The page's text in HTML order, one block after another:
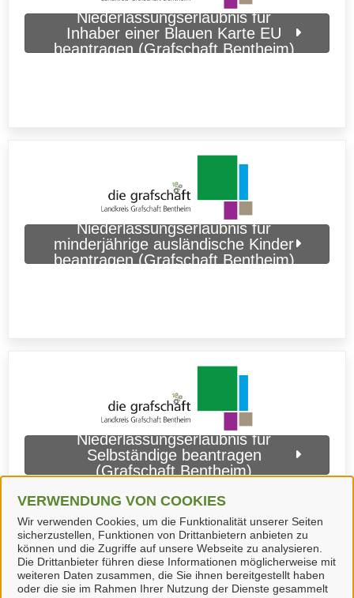
VERWENDUNG VON COOKIES
Wir verwenden Cookies, um die Funktionalität unserer Seiten
sicherzustellen, Funktionen von Drittanbietern anbieten zu
können und die Zugriffe auf unsere Webseite zu analysieren.
Die Drittanbieter führen diese Informationen möglicherweise mit
weiteren Daten zusammen, die Sie ihnen bereitgestellt haben
oder die sie im Rahmen Ihrer Nutzung der Dienste gesammelt
Niederlassungserlaubnis für
Inhaber einer Blauen Karte EU
beantragen (Grafschaft Bentheim)
Niederlassungserlaubnis für
minderjährige ausländische Kinder
beantragen (Grafschaft Bentheim)
Niederlassungserlaubnis für
Selbständige beantragen
(Grafschaft Bentheim)